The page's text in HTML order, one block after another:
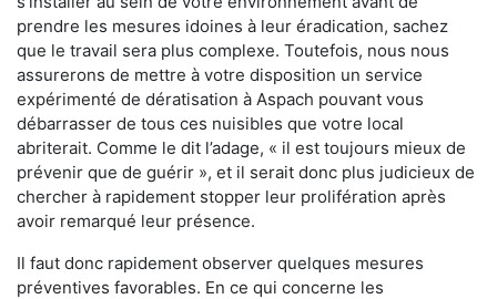
prendre les mesures idoines à leur éradication, sachez
que le travail sera plus complexe. Toutefois, nous nous
assurerons de mettre à votre disposition un service
expérimenté de dératisation à Aspach pouvant vous
débarrasser de tous ces nuisibles que votre local
abriterait. Comme le dit l’adage, « il est toujours mieux de
prévenir que de guérir », et il serait donc plus judicieux de
chercher à rapidement stopper leur prolifération après
avoir remarqué leur présence.
Il faut donc rapidement observer quelques mesures
préventives favorables. En ce qui concerne les